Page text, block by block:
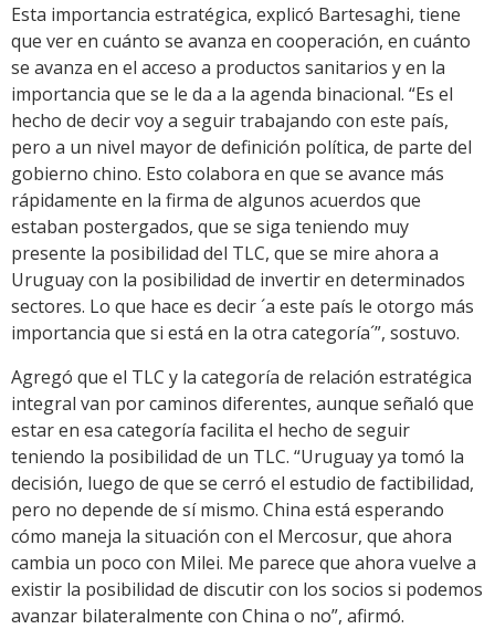
Esta importancia estratégica, explicó Bartesaghi, tiene
que ver en cuánto se avanza en cooperación, en cuánto
se avanza en el acceso a productos sanitarios y en la
importancia que se le da a la agenda binacional. “Es el
hecho de decir voy a seguir trabajando con este país,
pero a un nivel mayor de definición política, de parte del
gobierno chino. Esto colabora en que se avance más
rápidamente en la firma de algunos acuerdos que
estaban postergados, que se siga teniendo muy
presente la posibilidad del TLC, que se mire ahora a
Uruguay con la posibilidad de invertir en determinados
sectores. Lo que hace es decir ´a este país le otorgo más
importancia que si está en la otra categoría´”, sostuvo.
Agregó que el TLC y la categoría de relación estratégica
integral van por caminos diferentes, aunque señaló que
estar en esa categoría facilita el hecho de seguir
teniendo la posibilidad de un TLC. “Uruguay ya tomó la
decisión, luego de que se cerró el estudio de factibilidad,
pero no depende de sí mismo. China está esperando
cómo maneja la situación con el Mercosur, que ahora
cambia un poco con Milei. Me parece que ahora vuelve a
existir la posibilidad de discutir con los socios si podemos
avanzar bilateralmente con China o no”, afirmó.